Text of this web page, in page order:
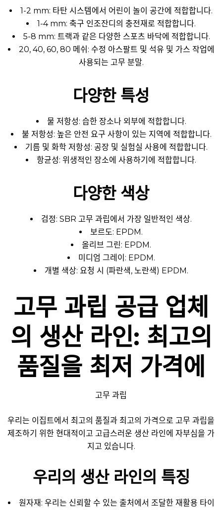
1-2 mm: 타탄 시스템에서 어린이 놀이 공간에 적합합니다.
1-4 mm: 축구 인조잔디의 충전재로 적합합니다.
5-8 mm: 트랙과 같은 다양한 스포츠 바닥에 적합합니다.
20, 40, 60, 80 메쉬: 수정 아스팔트 및 석유 및 가스 작업에
사용되는 고무 분말.
다양한 특성
물 저항성: 습한 장소나 외부에 적합합니다.
불 저항성: 높은 안전 요구 사항이 있는 지역에 적합합니다.
기름 및 화학 저항성: 공장 및 실험실 사용에 적합합니다.
항균성: 위생적인 장소에 사용하기에 적합합니다.
다양한 색상
검정: SBR 고무 과립에서 가장 일반적인 색상.
보르도: EPDM.
올리브 그린: EPDM.
미디엄 그레이: EPDM.
개별 색상: 요청 시 (파란색, 노란색) EPDM.
고무 과립 공급 업체
의 생산 라인: 최고의
품질을 최저 가격에
고무 과립
우리는 이집트에서 최고의 품질과 최고의 가격으로 고무 과립을
제조하기 위한 현대적이고 고급스러운 생산 라인에 자부심을 가
지고 있습니다.
우리의 생산 라인의 특징
원자재: 우리는 신뢰할 수 있는 출처에서 조달한 재활용 타이